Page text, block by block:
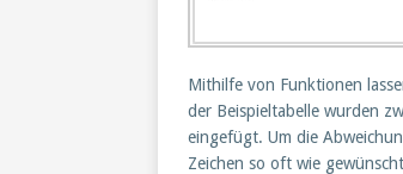
Mithilfe von Funktionen
der Beispieltabelle wurden
eingefügt. Um die
Zeichen so oft wie